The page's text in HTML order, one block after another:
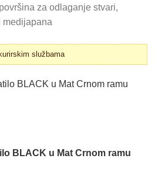
za odlaganje stvari,
medijapana
službama
BLACK u Mat Crnom ramu